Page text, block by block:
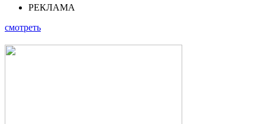
РЕКЛАМА
смотреть